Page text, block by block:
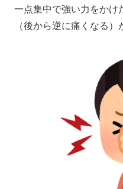
一点集中で強い力をかけ
（後から逆に痛くなる）